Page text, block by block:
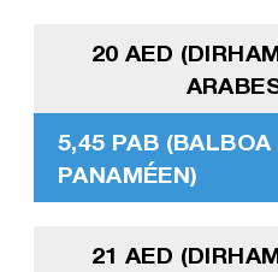
20 AED
5,45 PAB (BALBOA
PANAMÉEN)
21 AED